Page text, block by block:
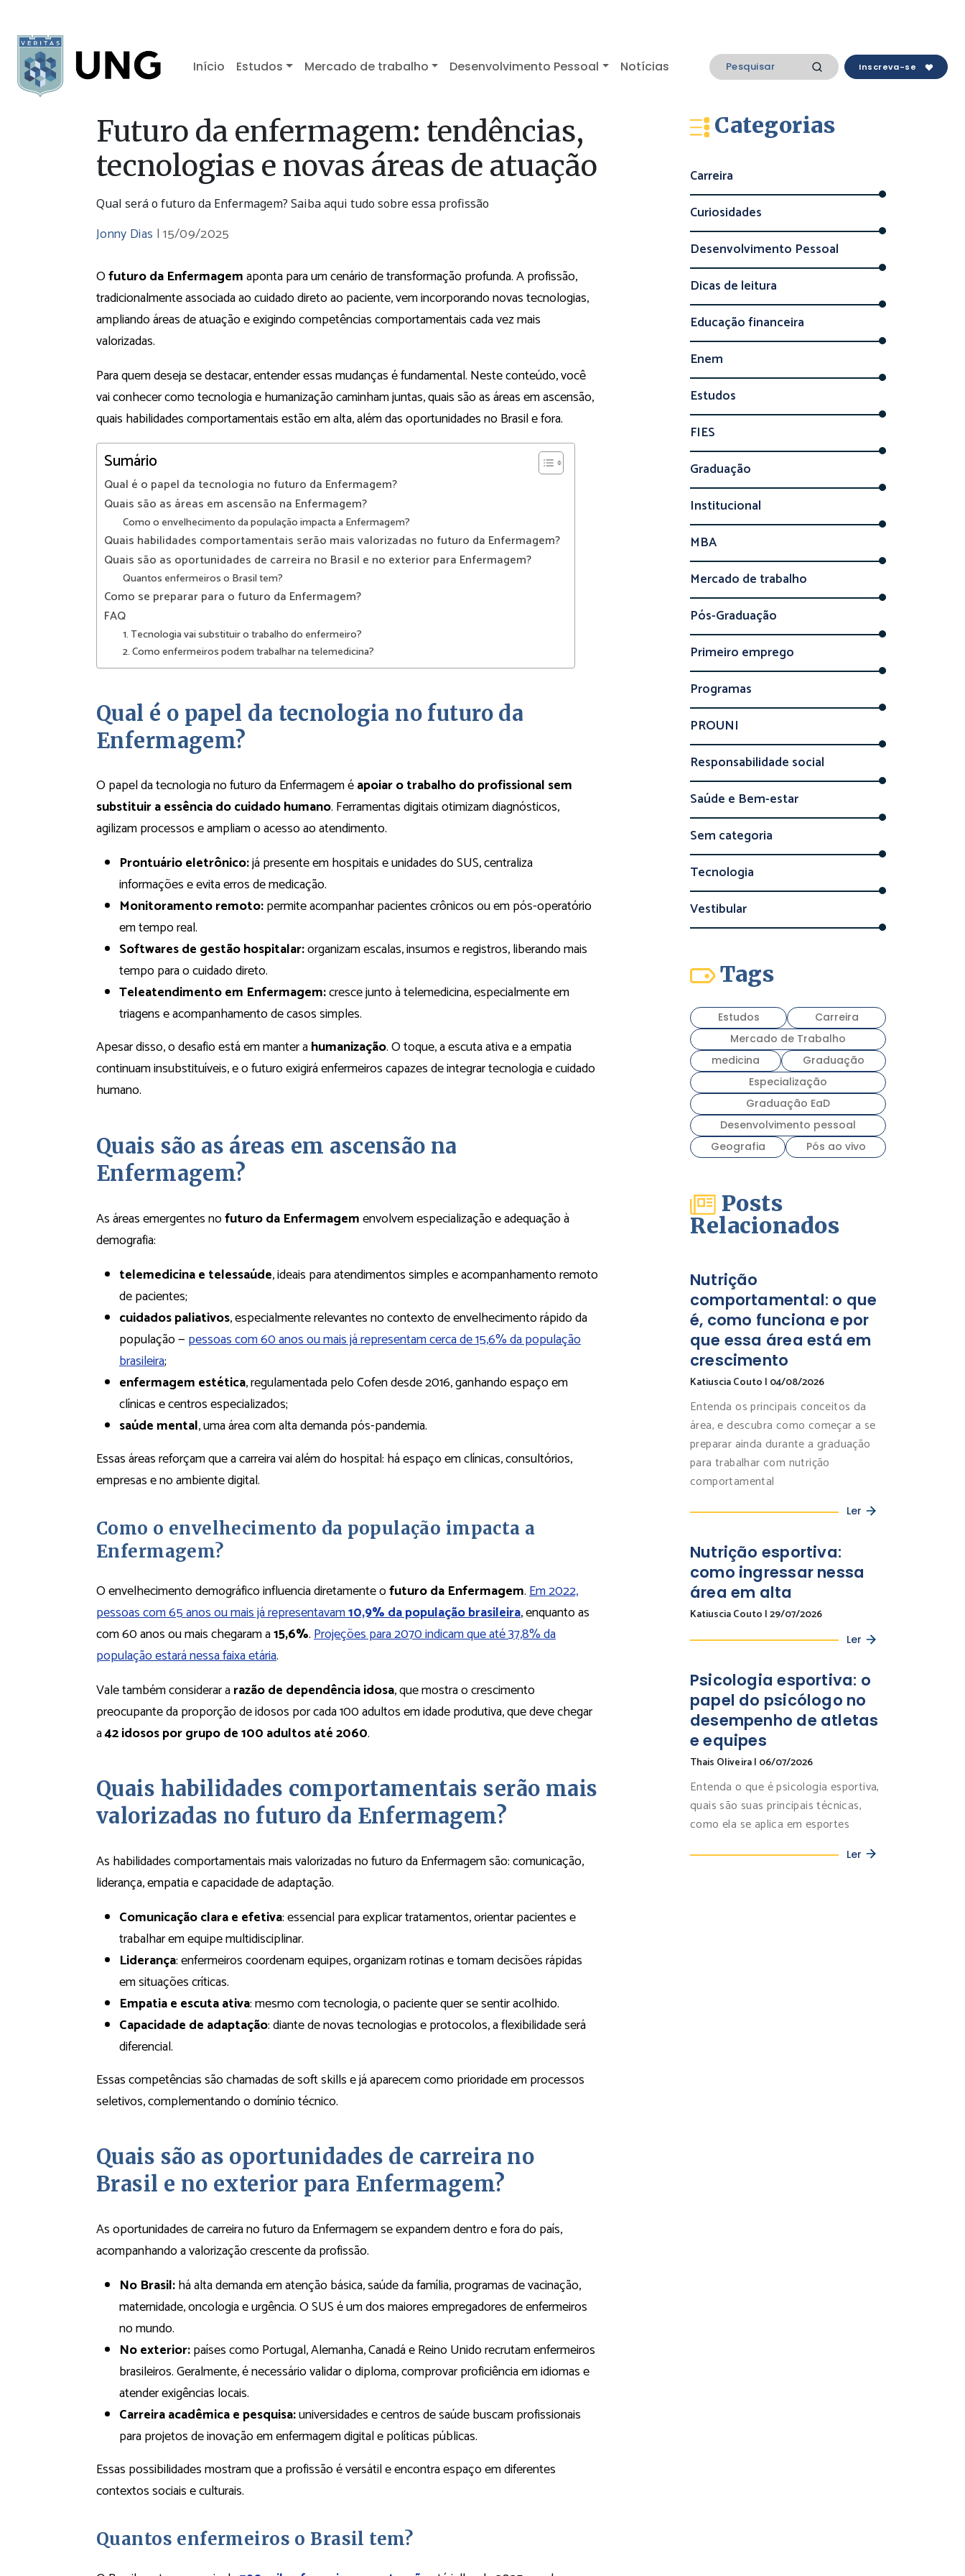
Início Estudos Mercado de trabalho Desenvolvimento Pessoal Notícias Inscreva-se
Futuro da enfermagem: tendências,
tecnologias e novas áreas de atuação
Qual será o futuro da Enfermagem? Saiba aqui tudo sobre essa profissão
Jonny Dias |15/09/2025
Ofuturo da Enfermagemaponta para um cenário de transformação profunda. A profissão,
tradicionalmente associada ao cuidado direto ao paciente, vem incorporando novas tecnologias,
ampliando áreas de atuação e exigindo competências comportamentais cada vez mais
valorizadas.
Para quem deseja se destacar, entender essas mudanças é fundamental. Neste conteúdo, você
vai conhecer como tecnologia e humanização caminham juntas, quais são as áreas em ascensão,
quais habilidades comportamentais estão em alta, além das oportunidades no Brasil e fora.
Sumário
Qual é o papel da tecnologia no futuro da Enfermagem?
Quais são as áreas em ascensão na Enfermagem?
Como o envelhecimento da população impacta a Enfermagem?
Quais habilidades comportamentais serão mais valorizadas no futuro da Enfermagem?
Quais são as oportunidades de carreira no Brasil e no exterior para Enfermagem?
Quantos enfermeiros o Brasil tem?
Como se preparar para o futuro da Enfermagem?
FAQ
1. Tecnologia vai substituir o trabalho do enfermeiro?
2. Como enfermeiros podem trabalhar na telemedicina?
Qual é o papel da tecnologia no futuro da
Enfermagem?
O papel da tecnologia no futuro da Enfermagem éapoiar o trabalho do profissional sem
substituir a essência do cuidado humano. Ferramentas digitais otimizam diagnósticos,
agilizam processos e ampliam o acesso ao atendimento.
Prontuário eletrônico:já presente em hospitais e unidades do SUS, centraliza
informações e evita erros de medicação.
Monitoramento remoto:permite acompanhar pacientes crônicos ou em pós-operatório
em tempo real.
Softwares de gestão hospitalar:organizam escalas, insumos e registros, liberando mais
tempo para o cuidado direto.
Teleatendimento em Enfermagem:cresce junto à telemedicina, especialmente em
triagens e acompanhamento de casos simples.
Apesar disso, o desafio está em manter ahumanização. O toque, a escuta ativa e a empatia
continuam insubstituíveis, e o futuro exigirá enfermeiros capazes de integrar tecnologia e cuidado
humano.
Quais são as áreas em ascensão na
Enfermagem?
As áreas emergentes nofuturo da Enfermagemenvolvem especialização e adequação à
demografia:
telemedicina e telessaúde, ideais para atendimentos simples e acompanhamento remoto
de pacientes;
cuidados paliativos, especialmente relevantes no contexto de envelhecimento rápido da
população — pessoas com 60 anos ou mais já representam cerca de 15,6% da população
brasileira;
enfermagem estética, regulamentada pelo Cofen desde 2016, ganhando espaço em
clínicas e centros especializados;
saúde mental, uma área com alta demanda pós-pandemia.
Essas áreas reforçam que a carreira vai além do hospital: há espaço em clínicas, consultórios,
empresas e no ambiente digital.
Como o envelhecimento da população impacta a
Enfermagem?
O envelhecimento demográfico influencia diretamente ofuturo da Enfermagem.Em 2022,
pessoas com 65 anos ou mais já representavam10,9% da população brasileira, enquanto as
com 60 anos ou mais chegaram a15,6%.Projeções para 2070 indicam que até 37,8% da
população estará nessa faixa etária.
Vale também considerar arazão de dependência idosa, que mostra o crescimento
preocupante da proporção de idosos por cada 100 adultos em idade produtiva, que deve chegar
a42 idosos por grupo de 100 adultos até 2060.
Quais habilidades comportamentais serão mais
valorizadas no futuro da Enfermagem?
As habilidades comportamentais mais valorizadas no futuro da Enfermagem são: comunicação,
liderança, empatia e capacidade de adaptação.
Comunicação clara e efetiva: essencial para explicar tratamentos, orientar pacientes e
trabalhar em equipe multidisciplinar.
Liderança: enfermeiros coordenam equipes, organizam rotinas e tomam decisões rápidas
em situações críticas.
Empatia e escuta ativa: mesmo com tecnologia, o paciente quer se sentir acolhido.
Capacidade de adaptação: diante de novas tecnologias e protocolos, a flexibilidade será
diferencial.
Essas competências são chamadas de soft skills e já aparecem como prioridade em processos
seletivos, complementando o domínio técnico.
Quais são as oportunidades de carreira no
Brasil e no exterior para Enfermagem?
As oportunidades de carreira no futuro da Enfermagem se expandem dentro e fora do país,
acompanhando a valorização crescente da profissão.
No Brasil:há alta demanda em atenção básica, saúde da família, programas de vacinação,
maternidade, oncologia e urgência. O SUS é um dos maiores empregadores de enfermeiros
no mundo.
No exterior:países como Portugal, Alemanha, Canadá e Reino Unido recrutam enfermeiros
brasileiros. Geralmente, é necessário validar o diploma, comprovar proficiência em idiomas e
atender exigências locais.
Carreira acadêmica e pesquisa:universidades e centros de saúde buscam profissionais
para projetos de inovação em enfermagem digital e políticas públicas.
Essas possibilidades mostram que a profissão é versátil e encontra espaço em diferentes
contextos sociais e culturais.
Quantos enfermeiros o Brasil tem?
Categorias
Carreira
Curiosidades
Desenvolvimento Pessoal
Dicas de leitura
Educação financeira
Enem
Estudos
FIES
Graduação
Institucional
MBA
Mercado de trabalho
Pós-Graduação
Primeiro emprego
Programas
PROUNI
Responsabilidade social
Saúde e Bem-estar
Sem categoria
Tecnologia
Vestibular
Tags
Estudos
Carreira
Mercado de Trabalho
medicina
Graduação
Especialização
Graduação EaD
Desenvolvimento pessoal
Geografia
Pós ao vivo
Posts
Relacionados
Nutrição
comportamental: o que
é, como funciona e por
que essa área está em
crescimento
Katiuscia Couto | 04/08/2026
Entenda os principais conceitos da
área, e descubra como começar a se
preparar ainda durante a graduação
para trabalhar com nutrição
comportamental
Ler
Nutrição esportiva:
como ingressar nessa
área em alta
Katiuscia Couto |29/07/2026
Ler
Psicologia esportiva: o
papel do psicólogo no
desempenho de atletas
e equipes
Thais Oliveira| 06/07/2026
Entenda o que é psicologia esportiva,
quais são suas principais técnicas,
como ela se aplica em esportes
Ler